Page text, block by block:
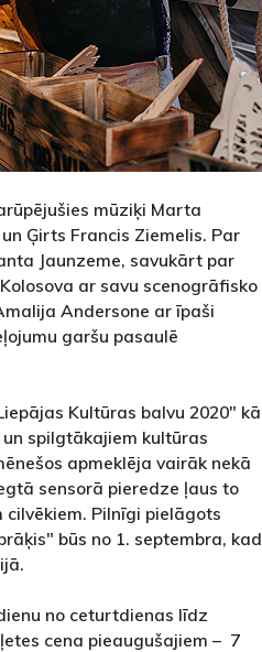
mūziķi Marta
Ģirts Francis Ziemelis. Par
Jaunzeme, savukārt par
ar savu scenogrāfisko
Andersone ar īpaši
garšu pasaulē
Kultūras balvu 2020" kā
spilgtākajiem kultūras
apmeklēja vairāk nekā
sensorā pieredze ļaus to
Pilnīgi pielāgots
būs no 1. septembra, kad
no ceturtdienas līdz
cena pieaugušajiem – 7